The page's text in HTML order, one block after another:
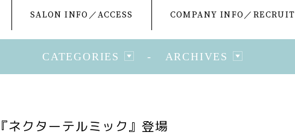
SALON INFO／ACCESS COMPANY INFO／RECRUIT
CATEGORIES - ARCHIVES
ネクターテルミック』登場